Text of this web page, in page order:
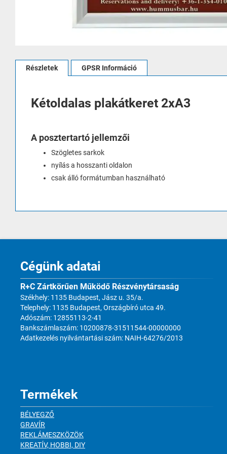
a
képgaléria
Részletek
Kétoldalas plakátkeret 2xA3
A posztertartó jellemzői
Szögletes sarkok
nyílás a hosszanti oldalon
csak álló formátumban használható
GPSR Információ
Cégünk adatai
R+C Zártkörűen Működő Részvénytársaság
Székhely: 1135 Budapest, Jász u. 35/a.
Telephely: 1135 Budapest, Országbíró utca 49.
Adószám: 12855113-2-41
Bankszámlaszám: 10200878-31511544-00000000
Adatkezelés nyilvántartási szám: NAIH-64276/2013
Termékek
BÉLYEGZŐ
GRAVÍR
REKLÁMESZKÖZÖK
KREATÍV, HOBBI, DIY